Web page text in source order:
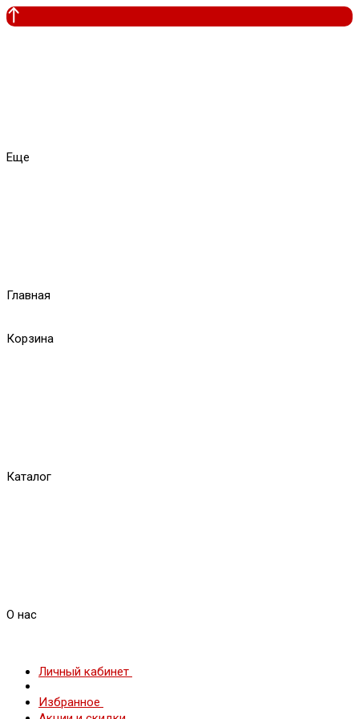
Еще
Главная
Корзина
Каталог
О нас
Личный кабинет
Избранное